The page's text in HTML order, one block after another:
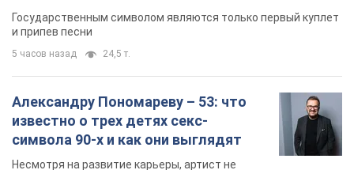
Государственным символом являются только первый куплет
и припев песни
5 часов назад 24,5 т.
Александру Пономареву – 53: что
известно о трех детях секс-
символа 90-х и как они выглядят
Несмотря на развитие карьеры, артист не